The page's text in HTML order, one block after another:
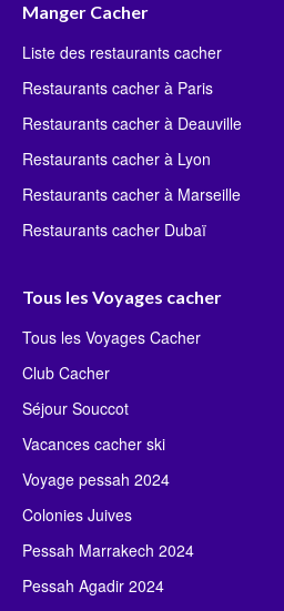
Manger Cacher
Liste des restaurants cacher
Restaurants cacher à Paris
Restaurants cacher à Deauville
Restaurants cacher à Lyon
Restaurants cacher à Marseille
Restaurants cacher Dubaï
Tous les Voyages cacher
Tous les Voyages Cacher
Club Cacher
Séjour Souccot
Vacances cacher ski
Voyage pessah 2024
Colonies Juives
Pessah Marrakech 2024
Pessah Agadir 2024